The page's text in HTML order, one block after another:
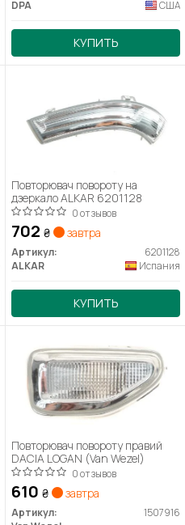
DPA
США
КУПИТЬ
Повторювач повороту на
дзеркало ALKAR 6201128
0 отзывов
702 ₴ завтра
Артикул:
6201128
ALKAR
Испания
КУПИТЬ
Повторювач повороту правий
DACIA LOGAN (Van Wezel)
0 отзывов
610 ₴ завтра
Артикул:
1507916